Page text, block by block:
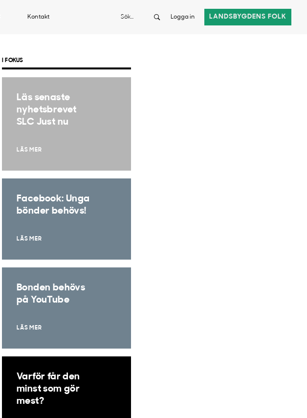
Kontakt Sök Logga in LANDSBYGDENS FOLK
I FOKUS
Läs senaste
nyhetsbrevet
SLC Just nu
LÄS MER
Facebook: Unga
bönder behövs!
LÄS MER
Bonden behövs
på YouTube
LÄS MER
Varför får den
minst som gör
mest?